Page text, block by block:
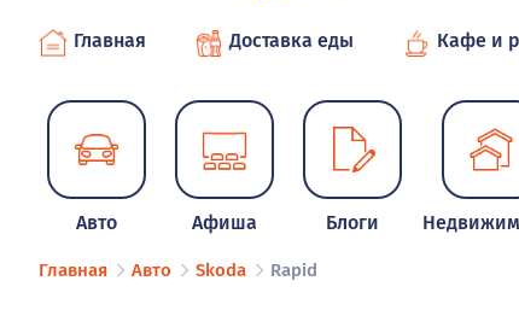
Главная Доставка еды Кафе и
Авто Афиша Блоги
Главная Авто Skoda Rapid